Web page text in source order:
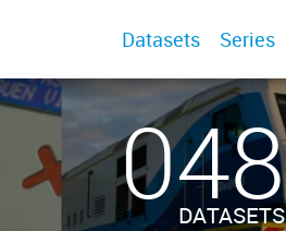
Datasets Series
048
DATASETS